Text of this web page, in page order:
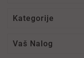
Kategorije
Vaš Nalog